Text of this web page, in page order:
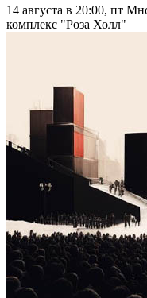
14 августа в 20:00, пт
комплекс "Роза Холл"